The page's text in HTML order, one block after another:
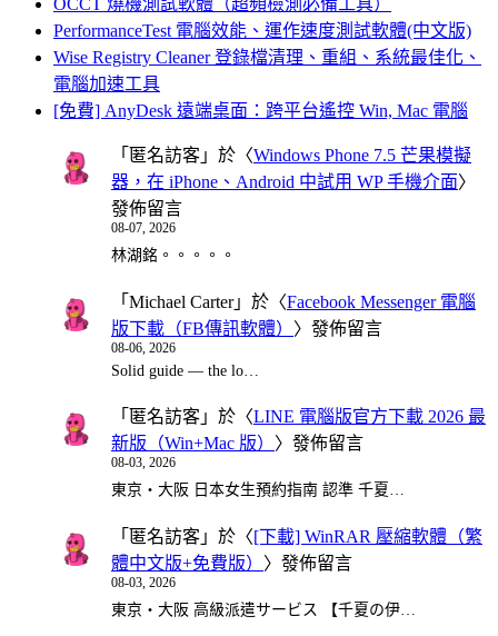
OCCT 燒機測試軟體（超頻檢測必備工具）
PerformanceTest 電腦效能、運作速度測試軟體(中文版)
Wise Registry Cleaner 登錄檔清理、重組、系統最佳化、
電腦加速工具
[免費] AnyDesk 遠端桌面：跨平台遙控 Win, Mac 電腦
「 匿名訪客 」於〈Windows Phone 7.5 芒果模擬
器，在 iPhone、Android 中試用 WP 手機介面〉
發佈留言
08-07, 2026
林湖銘。。。。。
「 Michael Carter」於〈Facebook Messenger 電腦
版下載（FB傳訊軟體） 〉發佈留言
08-06, 2026
Solid guide — the lo…
「 匿名訪客 」於〈LINE 電腦版官方下載 2026 最
新版（Win+Mac 版） 〉發佈留言
08-03, 2026
東京・大阪 日本女生預約指南 認準 千夏…
「 匿名訪客 」於〈[下載] WinRAR 壓縮軟體（繁
體中文版+免費版） 〉發佈留言
08-03, 2026
東京・大阪 高級派遣サービス 【千夏の伊…